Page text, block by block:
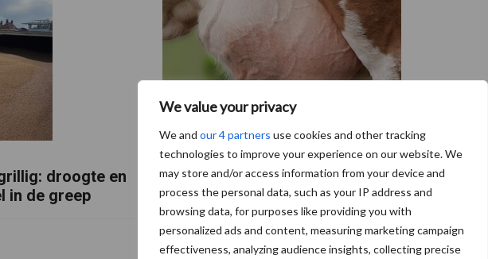
We value your privacy
We and our 4 partners use cookies and other tracking
technologies to improve your experience on our website. We
may store and/or access information from your device and
process the personal data, such as your IP address and
browsing data, for purposes like providing you with
personalized ads and content, measuring marketing campaign
effectiveness, analyzing audience insights, collecting precise
droogte en
in de greep
De speenhuid: een vaak onderschatte
risicofactor voor mastitis